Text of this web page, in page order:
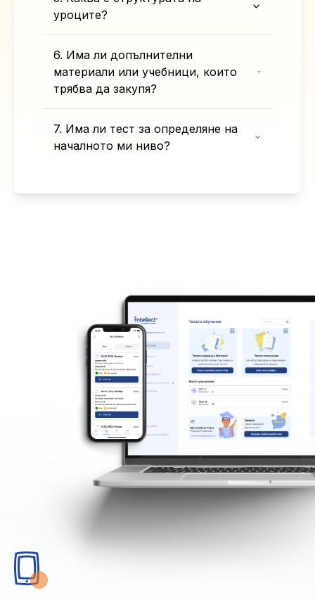
уроците?
6. Има ли допълнителни
материали или учебници, които
трябва да закупя?
7. Има ли тест за определяне на
началното ми ниво?